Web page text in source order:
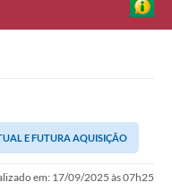
E FUTURA AQUISIÇÃO
em: 17/09/2025 às 07h25